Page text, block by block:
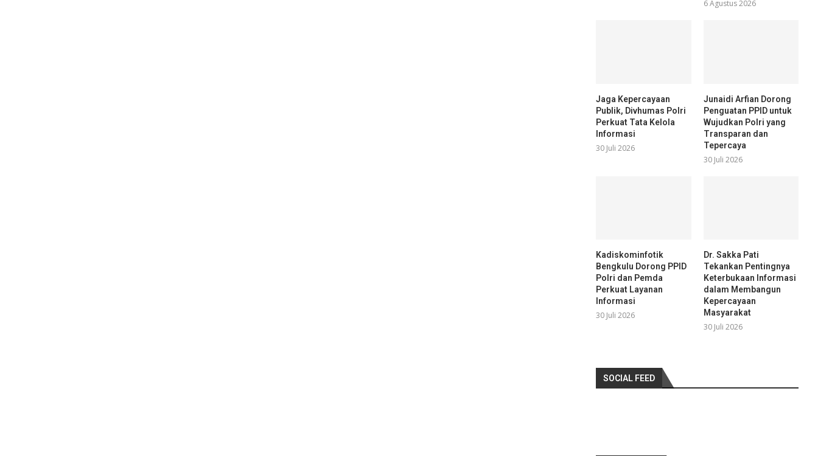
6 Agustus 2026
Jaga Kepercayaan
Publik, Divhumas Polri
Perkuat Tata Kelola
Informasi
30 Juli 2026
Junaidi Arfian Dorong
Penguatan PPID untuk
Wujudkan Polri yang
Transparan dan
Tepercaya
30 Juli 2026
Kadiskominfotik
Bengkulu Dorong PPID
Polri dan Pemda
Perkuat Layanan
Informasi
30 Juli 2026
Dr. Sakka Pati
Tekankan Pentingnya
Keterbukaan Informasi
dalam Membangun
Kepercayaan
Masyarakat
30 Juli 2026
SOCIAL FEED